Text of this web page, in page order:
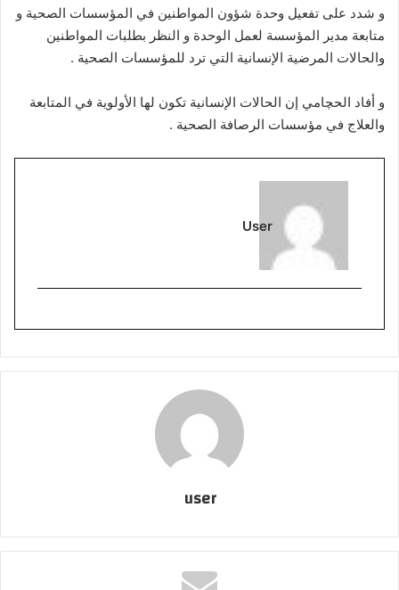
و شدد على تفعيل وحدة شؤون المواطنين في المؤسسات الصحية و
متابعة مدير المؤسسة لعمل الوحدة و النظر بطلبات المواطنين
والحالات المرضية الإنسانية التي ترد للمؤسسات الصحية .
و أفاد الحچامي إن الحالات الإنسانية تكون لها الأولوية في المتابعة
والعلاج في مؤسسات الرصافة الصحية .
User
user